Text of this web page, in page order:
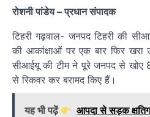
रोशनी पांडेय–प्रधान संपादक
टिहरी गढ़वाल- जनपद टिहरी की
की आकांक्षाओं पर एक बार फिर खरा
सीआईयू की टीम ने पूरे जनपद से खोए
से रिकवर कर बरामद किए हैं।
यह भी पढ़ें
आपदा से सड़क